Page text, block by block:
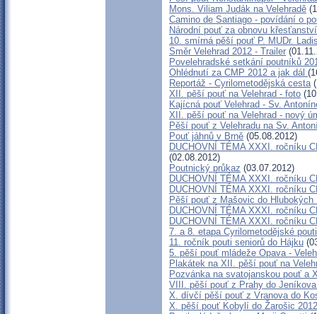
Mons. Viliam Judák na Velehradě
Camino de Santiago - povídání o
Národní pouť za obnovu
10. smírná pěší pouť P. MUDr.
Směr Velehrad 2012 - Trailer
Povelehradské setkání poutníků
Ohlédnutí za CMP 2012 a jak dál
Reportáž - Cyrilometodějská cesta
XII. pěší pouť na Velehrad - foto
Kajícná pouť Velehrad - Sv.
XII. pěší pouť na Velehrad - nový
Pěší pouť z Velehradu na Sv.
Pouť jáhnů v Brně (05.08.2012)
DUCHOVNÍ TÉMA XXXI. ročníku
(02.08.2012)
Poutnický průkaz (03.07.2012)
DUCHOVNÍ TÉMA XXXI. ročníku
DUCHOVNÍ TÉMA XXXI. ročníku
Pěší pouť z Mašovic do Hlubokých
DUCHOVNÍ TÉMA XXXI. ročníku
DUCHOVNÍ TÉMA XXXI. ročníku
7. a 8. etapa Cyrilometodějské
11. ročník pouti seniorů do Hájku
5. pěší pouť mládeže Opava -
Plakátek na XII. pěší pouť na
Pozvánka na svatojanskou pouť a
VIII. pěší pouť z Prahy do
X. dívčí pěší pouť z Vranova do
X. pěší pouť Kobylí do Žarošic 2012